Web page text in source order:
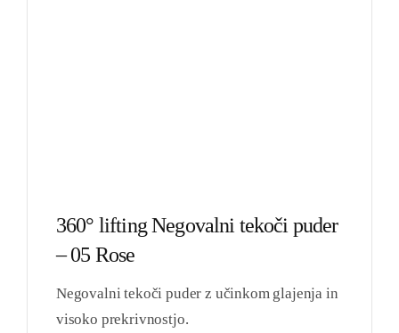
360° lifting Negovalni tekoči puder
– 05 Rose
Negovalni tekoči puder z učinkom glajenja in
visoko prekrivnostjo.